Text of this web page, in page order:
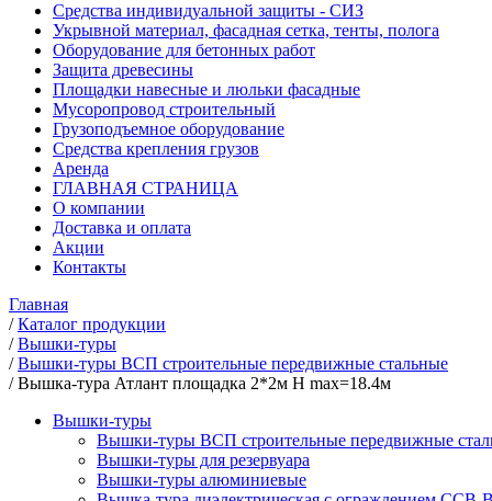
Средства индивидуальной защиты - СИЗ
Укрывной материал, фасадная сетка, тенты, полога
Оборудование для бетонных работ
Защита древесины
Площадки навесные и люльки фасадные
Мусоропровод строительный
Грузоподъемное оборудование
Средства крепления грузов
Аренда
ГЛАВНАЯ СТРАНИЦА
О компании
Доставка и оплата
Акции
Контакты
Главная
/Каталог продукции
/Вышки-туры
/Вышки-туры ВСП строительные передвижные стальные
/Вышка-тура Атлант площадка 2*2м Н max=18.4м
Вышки-туры
Вышки-туры ВСП строительные передвижные
Вышки-туры для резервуара
Вышки-туры алюминиевые